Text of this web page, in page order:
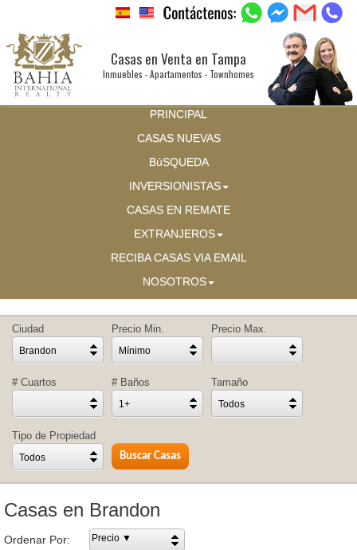
Casas en Venta en Tampa
Inmuebles - Apartamentos - Townhomes
PRINCIPAL
CASAS NUEVAS
BúSQUEDA
INVERSIONISTAS
CASAS EN REMATE
EXTRANJEROS
RECIBA CASAS VIA EMAIL
NOSOTROS
Ciudad
Brandon
Precio Min.
Mínimo
Precio Max.
# Cuartos # Baños
1+
Tamaño
Todos
Tipo de Propiedad
Todos
Casas en Brandon
Ordenar Por: Precio ▼